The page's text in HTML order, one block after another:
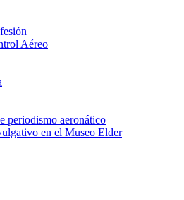
Aéreo
periodismo aeronático
en el Museo Elder